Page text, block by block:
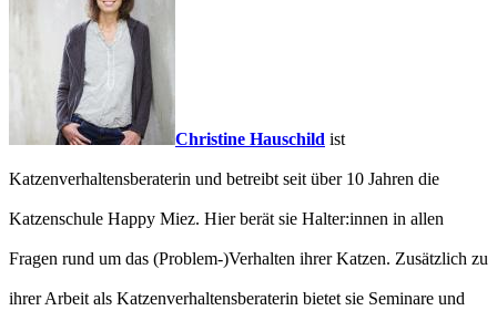
Christine Hauschild ist
Katzenverhaltensberaterin und betreibt seit über 10 Jahren die
Katzenschule Happy Miez. Hier berät sie Halter:innen in allen
Fragen rund um das (Problem-)Verhalten ihrer Katzen. Zusätzlich zu
ihrer Arbeit als Katzenverhaltensberaterin bietet sie Seminare und